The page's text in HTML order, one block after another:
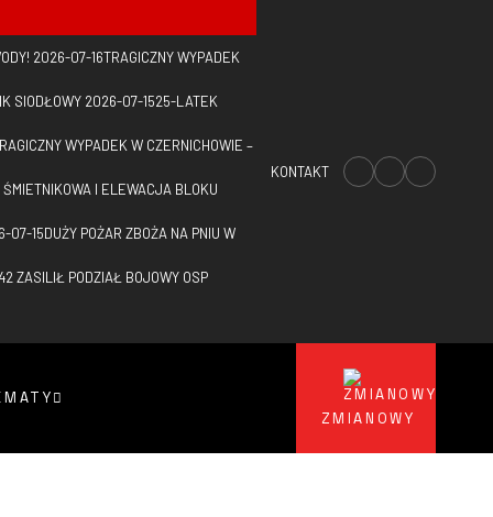
2026-07-16TRAGICZNY WYPADEK
SIODŁOWY 2026-07-1525-LATEK
WYPADEK W CZERNICHOWIE –
I ELEWACJA BLOKU
07-15DUŻY POŻAR ZBOŻA NA PNIU W
ZASILIŁ PODZIAŁ BOJOWY OSP
KONTAKT
ZMIANOWY